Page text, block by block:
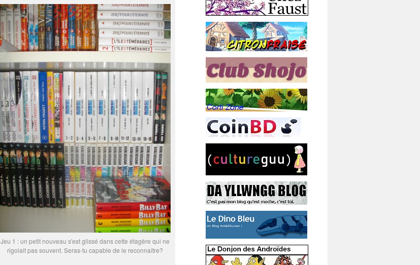
Jeu 1 : un petit nouveau s'est glissé dans cette étagère qui ne
rigolait pas souvent. Seras-tu capable de le reconnaître?